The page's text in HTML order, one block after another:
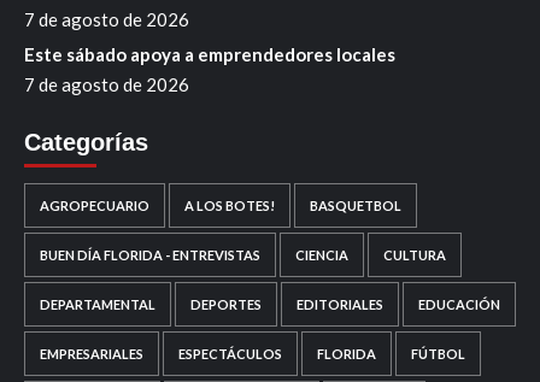
7 de agosto de 2026
Este sábado apoya a emprendedores locales
7 de agosto de 2026
Categorías
AGROPECUARIO A LOS BOTES! BASQUETBOL
BUEN DÍA FLORIDA - ENTREVISTAS CIENCIA CULTURA
DEPARTAMENTAL DEPORTES EDITORIALES EDUCACIÓN
EMPRESARIALES ESPECTÁCULOS FLORIDA FÚTBOL